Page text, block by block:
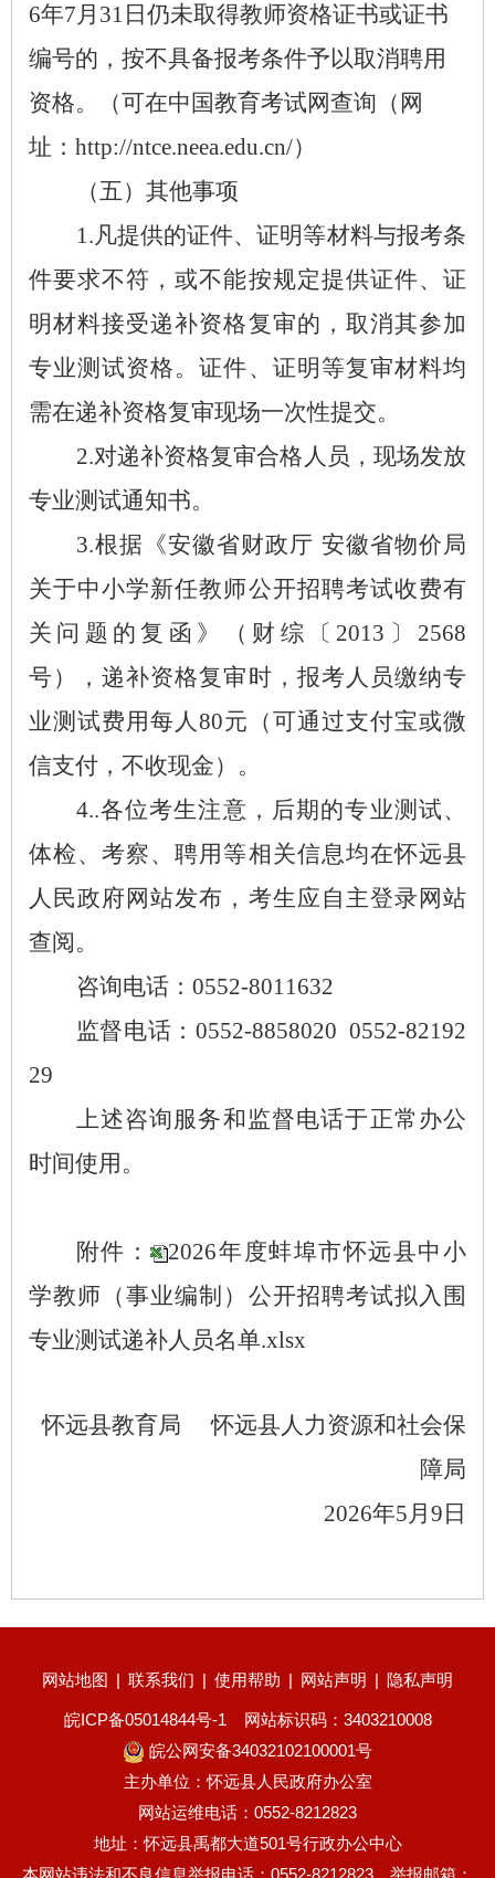
6年7月 31 日仍未取得教师资格证书或证书
编号的，按不具备报考条件予以取消聘用
资格。（可在中国教育考试网查询（网
址： http://ntce.neea.edu.cn/）
（五）其他事项
1.凡提供的证件、证明等材料与报考条
件要求不符，或不能按规定提供证件、证
明材料接受递补资格复审的，取消其参加
专业测试资格。证件、证明等复审材料均
需在递补资格复审现场一次性提交。
2.对递补资格复审合格人员，现场发放
专业测试通知书。
3.根据《安徽省财政厅 安徽省物价局
关于中小学新任教师公开招聘考试收费有
关问题的复函》（财综〔 2013 〕 2568
号），递补资格复审时，报考人员缴纳专
业测试费用每人80元（可通过支付宝或微
信支付，不收现金）。
4..各位考生注意，后期的专业测试、
体检、考察、聘用等相关信息均在怀远县
人民政府网站发布，考生应自主登录网站
查阅。
咨询电话： 0552-8011632
监督电话： 0552-88580200552-82192
29
上述咨询服务和监督电话于正常办公
时间使用。
附件：
2026年度蚌埠市怀远县中小
学教师（事业编制）公开招聘考试拟入围
专业测试递补人员名单.xlsx
怀远县教育局
怀远县人力资源和社会保
障局
2026年5月 9 日
网站地图 | 联系我们 | 使用帮助 | 网站声明 | 隐私声明
皖ICP备05014844号-1
网站标识码：3403210008
皖公网安备34032102100001号
主办单位：怀远县人民政府办公室
网站运维电话：0552-8212823
地址：怀远县禹都大道501号行政办公中心
本网站违法和不良信息举报电话：0552-8212823、举报邮箱：